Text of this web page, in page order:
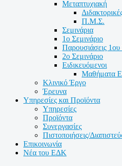
Μεταπτυχιακή
Π.Μ.Σ.
Σεμινάρια
1ο Σεμινάριο
Παρουσιάσεις 1ου
2ο Σεμινάριο
Ειδικευόμενοι
Μαθήματα
Κλινικό Έργο
Έρευνα
Υπηρεσίες και Προϊόντα
Υπηρεσίες
Προϊόντα
Συνεργασίες
Πιστοποιήσεις/
Επικοινωνία
Νέα του ΕΔΚ